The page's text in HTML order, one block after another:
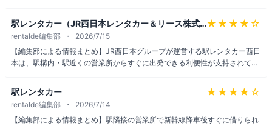
という指摘もある。早割やプライムメンバーズクラブなど継続利用者向けの
割引制度が充実している点は評価されている。
駅レンタカー（JR西日本レンタカー＆リース株式会社）★★★★ ☆
rentalde編集部
2026/7/15
【編集部による情報まとめ】JR西日本グループが運営する駅レンタカー西日
本は、駅構内・駅近くの営業所からすぐに出発できる利便性が支持されてい
内精度については改善を望む声も見られる。全国のJR駅と連携した拠点網
は、鉄道移動と組み合わせた旅行や出張に向いている。
駅レンタカー ★★★★ ☆
rentalde編集部
2026/7/14
【編集部による情報まとめ】駅隣接の営業所で新幹線降車後すぐに借りられ